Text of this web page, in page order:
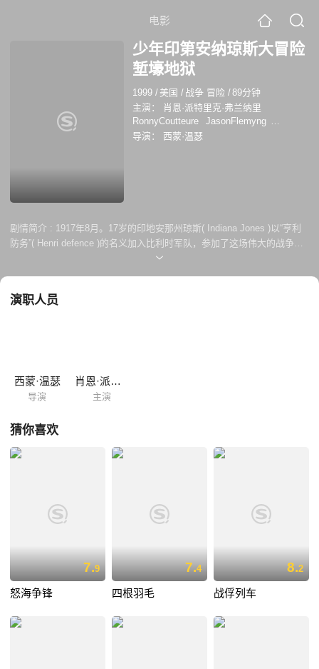
电影
少年印第安纳琼斯大冒险
堑壕地狱
1999 / 美国 / 战争 冒险 /89分钟
主演：
肖恩·派特里克·弗兰纳里
RonnyCoutteure
JasonFlemyng
RichardRidings
导演： 西蒙·温瑟
剧情简介 : 1917年8月。17岁的印地安那州琼斯( Indiana Jones )以“亨利
防务”( Henri defence )的名义加入比利时军队，参加了这场伟大的战争。
在佛兰德斯的战斗中，他所有的指挥官都被消灭了，剩下的第9步兵团由
演职人员
西蒙·温瑟
导演
肖恩·派特里克·弗兰纳里
主演
猜你喜欢
7.9
怒海争锋
7.4
四根羽毛
8.2
战俘列车